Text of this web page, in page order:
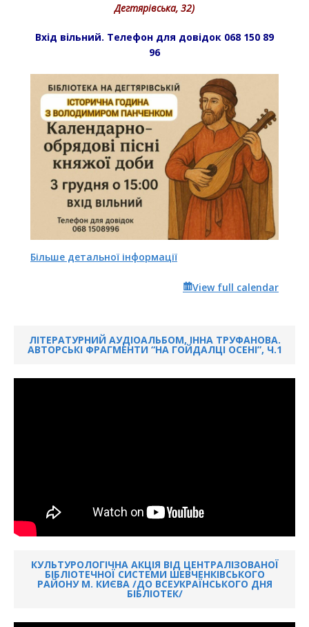
Дегтярівська, 32)
Вхід вільний. Телефон для довідок 068 150 89
96
Більше детальної інформації
View full calendar
ЛІТЕРАТУРНИЙ АУДІОАЛЬБОМ, ІННА ТРУФАНОВА.
АВТОРСЬКІ ФРАГМЕНТИ “НА ГОЙДАЛЦІ ОСЕНІ”, Ч.1
КУЛЬТУРОЛОГІЧНА АКЦІЯ ВІД ЦЕНТРАЛІЗОВАНОЇ
БІБЛІОТЕЧНОЇ СИСТЕМИ ШЕВЧЕНКІВСЬКОГО
РАЙОНУ М. КИЄВА /ДО ВСЕУКРАЇНСЬКОГО ДНЯ
БІБЛІОТЕК/